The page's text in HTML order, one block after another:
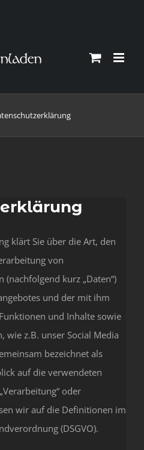
klärt Sie über die Art, den
von
(nachfolgend kurz „Daten“)
und der mit ihm
und Inhalte sowie
wie z.B. unser Social Media
bezeichnet als
auf die verwendeten
oder
wir auf die Definitionen im
(DSGVO).